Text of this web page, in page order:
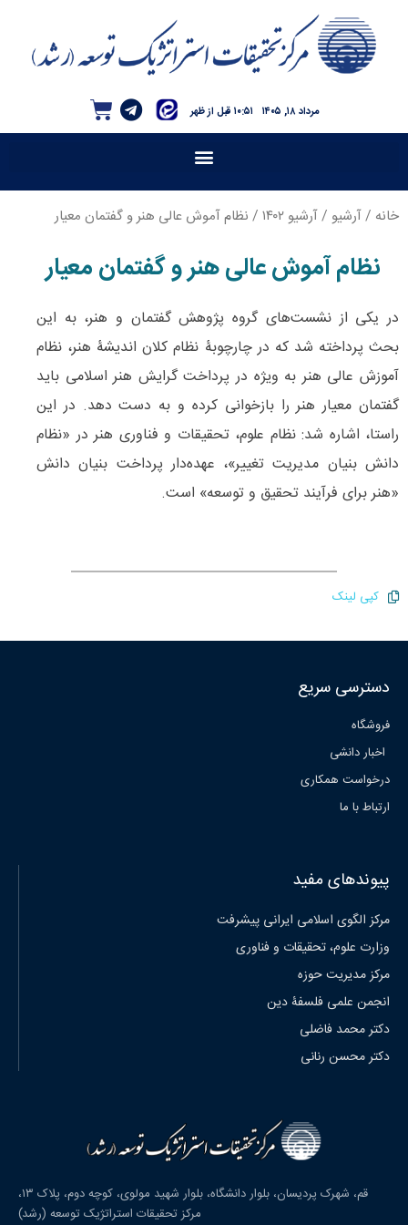
۱۰:۵۱ قبل از ظهر مرداد ۱۸, ۱۴۰۵
خانه /آرشیو /آرشیو ۱۴۰۲ / نظام آموش عالی هنر و گفتمان معیار
نظام آموش عالی هنر و گفتمان معیار
در یکی از نشست‌های گروه پژوهش گفتمان و هنر، به این
بحث پرداخته شد که در چارچوبۀ نظام كلان انديشۀ هنر، نظام
آموزش عالی هنر به ويژه در پرداخت گرايش هنر اسلامی بايد
گفتمان معيار هنر را بازخوانی كرده و به دست دهد. در این
راستا، اشاره شد: نظام علوم، تحقیقات و فناوری هنر در «نظام
دانش بنیان مدیریت تغییر»، عهده‌دار پرداخت بنيان دانش
«هنر برای فرآیند تحقيق و توسعه» است.
کپی لینک
دسترسی سریع
فروشگاه
اخبار دانشی
درخواست همکاری
ارتباط با ما
پیوندهای مفید
مرکز الگوی اسلامی ایرانی پیشرفت
وزارت علوم، تحقیقات و فناوری
مرکز مدیریت حوزه
انجمن علمی فلسفۀ دین
دکتر محمد فاضلی
دکتر محسن رنانی
قم، شهرک پردیسان، بلوار دانشگاه، بلوار شهید مولوی، کوچه دوم، پلاک ۱۳،
مرکز تحقیقات استراتژیک توسعه (رشد)